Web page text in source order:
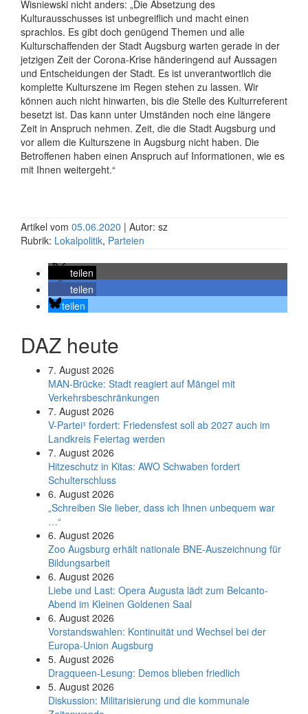
Wisniewski nicht anders: „Die Absetzung des
Kulturausschusses ist unbegreiflich und macht einen
sprachlos. Es gibt doch genügend Themen und alle
Kulturschaffenden der Stadt Augsburg warten gerade in der
jetzigen Zeit der Corona-Krise händeringend auf Aussagen
und Entscheidungen der Stadt. Es ist unverantwortlich die
komplette Kulturszene im Regen stehen zu lassen. Wir
können auch nicht hinwarten, bis die Stelle des Kulturreferent
besetzt ist. Das kann unter Umständen noch eine längere
Zeit in Anspruch nehmen. Zeit, die die Stadt Augsburg und
vor allem die Kulturszene in Augsburg nicht haben. Die
Betroffenen haben einen Anspruch auf Informationen, wie es
mit Ihnen weitergeht.“
Artikel vom 05.06.2020 | Autor: sz
Rubrik: Lokalpolitik, Parteien
teilen
teilen
teilen
DAZ heute
7. August 2026
MAN-Brücke: Stadt reagiert auf Mängel mit
Verkehrsbeschränkungen
7. August 2026
V-Partei­³ fordert: Friedens­fest soll ab 2027 auch im
Land­kreis Feier­tag werden
7. August 2026
Hitzeschutz in Kitas: AWO Schwaben fordert
Schulterschluss
6. August 2026
„Schreiben Sie lieber, dass ich Ihnen unbequem war
…“
6. August 2026
Zoo Augsburg erhält nationale BNE-Auszeichnung für
Bildungsarbeit
6. August 2026
Liebe und Last: Opera Augusta lädt zum Belcanto-
Abend im Kleinen Goldenen Saal
6. August 2026
Vorstandswahlen: Kontinuität und Wechsel bei der
Europa-Union Augsburg
5. August 2026
Dragqueen-Lesung: Demos blieben friedlich
5. August 2026
Diskussion: Mi­li­ta­ri­sie­rung und die kommunale